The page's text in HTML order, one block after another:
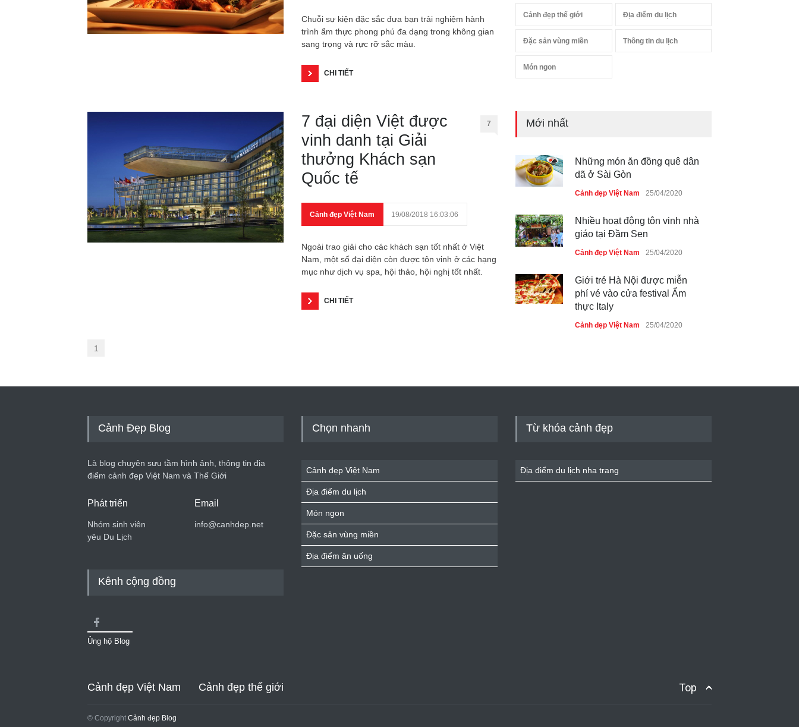
Chuỗi sự kiện đặc sắc đưa bạn trải nghiệm hành
trình ẩm thực phong phú đa dạng trong không gian
sang trọng và rực rỡ sắc màu.
CHI TIẾT
7 đại diện Việt được
vinh danh tại Giải
thưởng Khách sạn
Quốc tế
7
Cảnh đẹp Việt Nam 19/08/2018 16:03:06
Ngoài trao giải cho các khách sạn tốt nhất ở Việt
Nam, một số đại diện còn được tôn vinh ở các hạng
mục như dịch vụ spa, hội thảo, hội nghị tốt nhất.
CHI TIẾT
1
Cảnh đẹp thế giới Địa điểm du lịch
Đặc sản vùng miền Thông tin du lịch
Món ngon
Mới nhất
Những món ăn đồng quê dân
dã ở Sài Gòn
Cảnh đẹp Việt Nam 25/04/2020
Nhiều hoạt động tôn vinh nhà
giáo tại Đầm Sen
Cảnh đẹp Việt Nam 25/04/2020
Giới trẻ Hà Nội được miễn
phí vé vào cửa festival Ẩm
thực Italy
Cảnh đẹp Việt Nam 25/04/2020
Cảnh đẹp Việt Nam 25/04/2020
du lịch quốc gia
Cảnh Đẹp Blog
Là blog chuyên sưu tầm hình ảnh, thông tin địa
điểm cảnh đẹp Việt Nam và Thế Giới
Phát triển
Nhóm sinh viên
yêu Du Lịch
Email
info@canhdep.net
Kênh cộng đồng
Ủng hộ Blog
Chọn nhanh
Cảnh đẹp Việt Nam
Địa điểm du lịch
Món ngon
Đặc sản vùng miền
Địa điểm ăn uống
Từ khóa cảnh đẹp
Địa điểm du lịch nha trang
Cảnh đẹp Việt Nam Cảnh đẹp thế giới Top
© Copyright Cảnh đẹp Blog